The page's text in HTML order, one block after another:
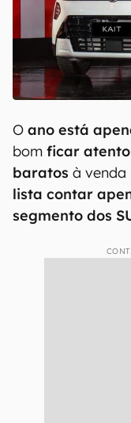
O ano está
bom ficar
baratos à venda
lista contar
segmento dos